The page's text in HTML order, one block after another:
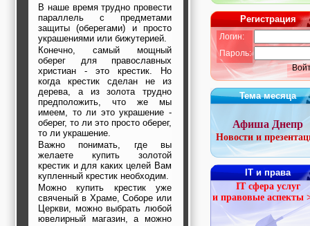
тренинги, семинары,
повышение
квалификации
Промышленное
оборудование:
заводы, предприятия,
фабрики, легкая
промышленность,
металлургия
Развлечения и
активный отдых:
спортклубы, фитнес,
бильярд, боулинг,
кино, спорттовары,
экстим
Строительство и
ремонт: проектные
работы,
строительные и
отделочные
В наше время трудно провести
параллель с предметами
защиты (оберегами) и просто
украшениями или бижутерией.
Конечно, самый мощный
оберег для православных
христиан - это крестик. Но
когда крестик сделан не из
дерева, а из золота трудно
предположить, что же мы
имеем, то ли это украшение -
оберег, то ли это просто оберег,
то ли украшение.
Важно понимать, где вы
желаете купить золотой
крестик и для каких целей Вам
купленный крестик необходим.
Можно купить крестик уже
свяченый в Храме, Соборе или
Церкви, можно выбрать любой
ювелирный магазин, а можно
Регистрация
Логин:
Пароль:
Тема месяца
Афиша Днепр
Новости и
IT и права
IT сфера услуг
и правовые аспекты